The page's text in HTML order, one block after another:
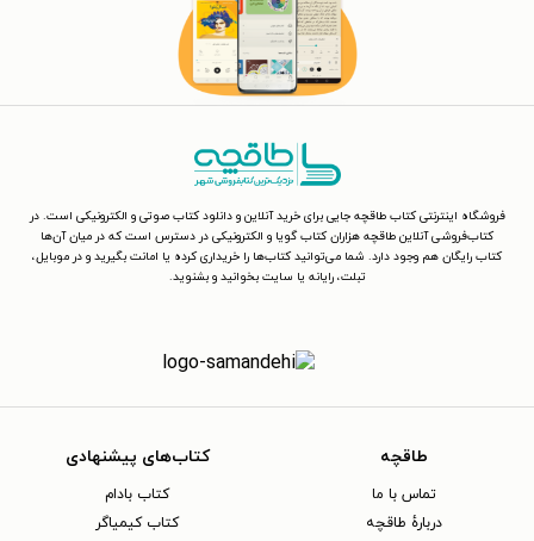
فروشگاه اینترنتی کتاب طاقچه جایی برای خرید آنلاین و دانلود کتاب صوتی و الکترونیکی است. در
کتاب‌فروشی آنلاین طاقچه هزاران کتاب گویا و الکترونیکی در دسترس است که در میان آن‌ها
کتاب رایگان هم وجود دارد. شما می‌توانید کتاب‌ها را خریداری کرده یا امانت بگیرید و در موبایل،
تبلت، رایانه یا سایت بخوانید و بشنوید.
طاقچه
تماس با ما
دربارهٔ طاقچه
کتاب‌های پیشنهادی
کتاب بادام
کتاب کیمیاگر